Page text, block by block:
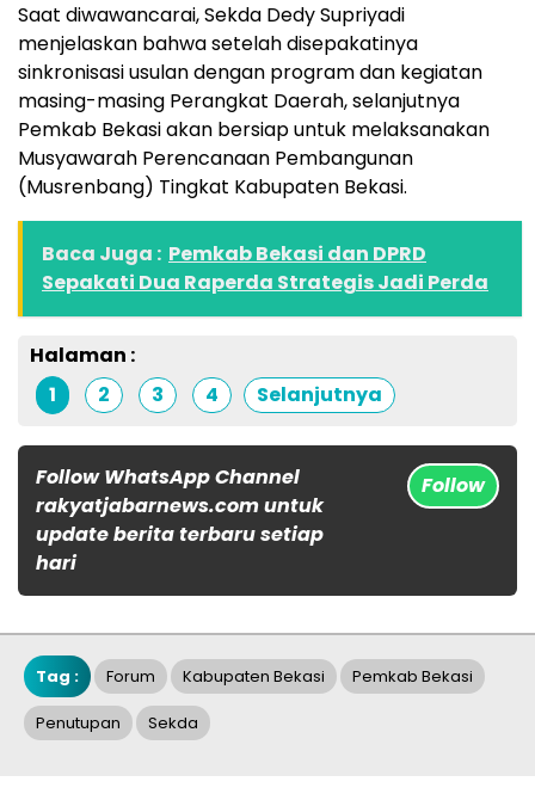
Saat diwawancarai, Sekda Dedy Supriyadi
menjelaskan bahwa setelah disepakatinya
sinkronisasi usulan dengan program dan kegiatan
masing-masing Perangkat Daerah, selanjutnya
Pemkab Bekasi akan bersiap untuk melaksanakan
Musyawarah Perencanaan Pembangunan
(Musrenbang) Tingkat Kabupaten Bekasi.
Baca Juga : Pemkab Bekasi dan DPRD
Sepakati Dua Raperda Strategis Jadi Perda
Halaman :
1
2 3 4 Selanjutnya
Follow WhatsApp Channel
rakyatjabarnews.com untuk
update berita terbaru setiap
hari
Follow
Tag : Forum Kabupaten Bekasi Pemkab Bekasi
Penutupan Sekda